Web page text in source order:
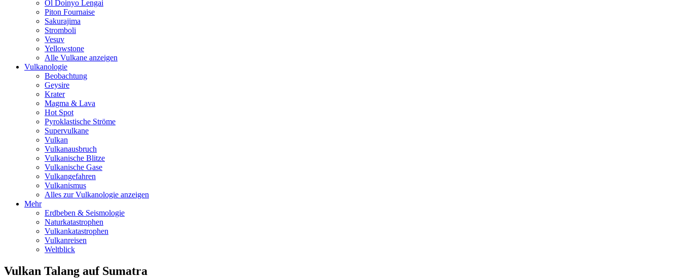
Ol Doinyo Lengai
Piton Fournaise
Sakurajima
Stromboli
Vesuv
Yellowstone
Alle Vulkane anzeigen
Vulkanologie
Beobachtung
Geysire
Krater
Magma & Lava
Hot Spot
Pyroklastische Ströme
Supervulkane
Vulkan
Vulkanausbruch
Vulkanische Blitze
Vulkanische Gase
Vulkangefahren
Vulkanismus
Alles zur Vulkanologie anzeigen
Mehr
Erdbeben & Seismologie
Naturkatastrophen
Vulkankatastrophen
Vulkanreisen
Weltblick
Vulkan Talang auf Sumatra